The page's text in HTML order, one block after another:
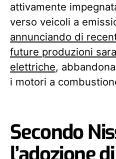
attivamente
verso veicoli a
annunciando di
future produzioni
elettriche,
i motori a
Secondo